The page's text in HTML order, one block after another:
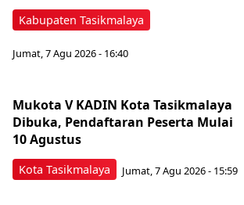
Kabupaten Tasikmalaya
Jumat, 7 Agu 2026 - 16:40
Kota Tasikmalaya
Mukota V KADIN Kota Tasikmalaya
Dibuka, Pendaftaran Peserta Mulai
10 Agustus
Jumat, 7 Agu 2026 - 15:59